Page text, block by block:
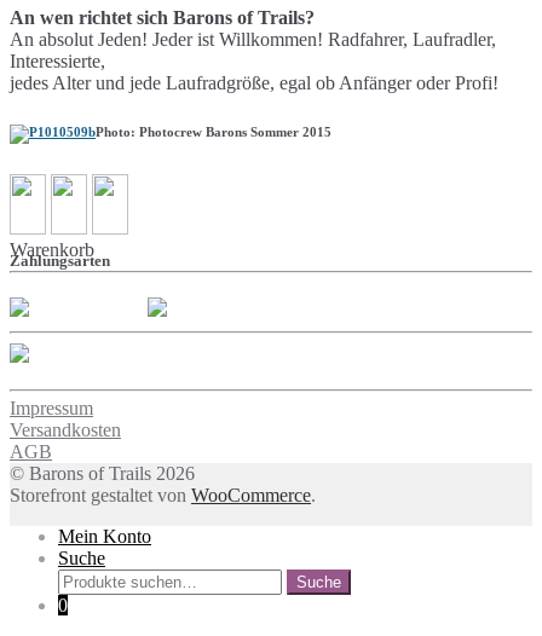
An wen richtet sich Barons of Trails?
An absolut Jeden! Jeder ist Willkommen! Radfahrer, Laufradler,
Interessierte,
jedes Alter und jede Laufradgröße, egal ob Anfänger oder Profi!
Photo: Photocrew Barons Sommer 2015
Warenkorb
Zahlungsarten
Impressum
Versandkosten
AGB
© Barons of Trails 2026
Storefront gestaltet von WooCommerce.
Mein Konto
Suche
Suche
nach:
Suche
0